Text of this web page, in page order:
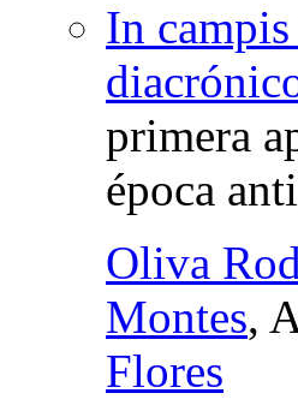
In
primera
época
Oliva
Montes,
Flores